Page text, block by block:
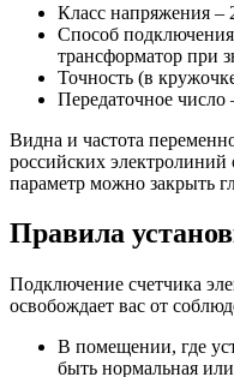
Класс напряжения –
Способ
трансформатор при
Точность (в
Передаточное число
Видна и частота
российских электролиний
параметр можно закрыть
Правила
Подключение счетчика
освобождает вас от
В помещении, где
быть нормальная